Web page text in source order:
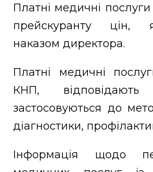
Платні медичні
прейскуранту цін,
наказом директора.
Платні медичні
КНП,
застосовуються до
діагностики,
Інформація щодо